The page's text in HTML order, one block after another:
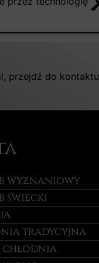
przejdź do kontaktu
wyznaniowy
świecki
tradycyjna
chłodnia